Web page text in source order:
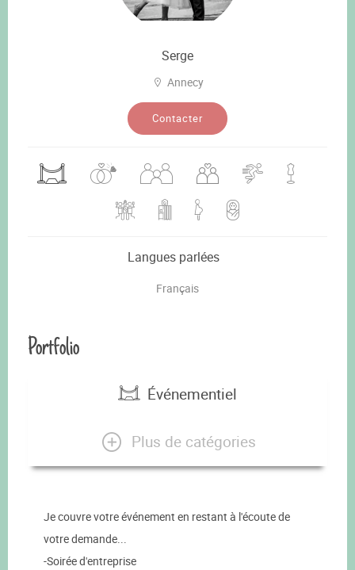
Serge
Annecy
Contacter
Langues parlées
Français
Portfolio
Événementiel
Plus de catégories
Je couvre votre événement en restant à l'écoute de
votre demande...
-Soirée d'entreprise